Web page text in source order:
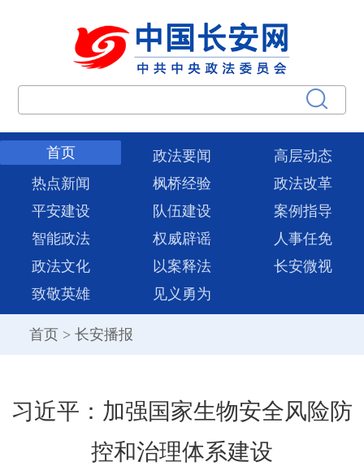
首页 政法要闻
高层动态
热点新闻
枫桥经验
政法改革
平安建设
队伍建设
案例指导
智能政法
权威辟谣
人事任免
政法文化
以案释法
长安微视
致敬英雄
见义勇为
首页 > 长安播报
习近平：加强国家生物安全风险防
控和治理体系建设